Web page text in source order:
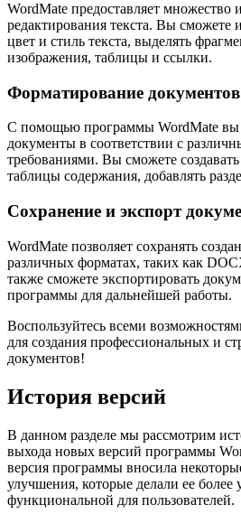
WordMate предоставляет множество
редактирования текста. Вы сможете
цвет и стиль текста, выделять
изображения, таблицы и ссылки.
Форматирование документов
С помощью программы WordMate вы
документы в соответствии с
требованиями. Вы сможете
таблицы содержания, добавлять
Сохранение и экспорт
WordMate позволяет сохранять
различных форматах, таких как
также сможете экспортировать
программы для дальнейшей работы.
Воспользуйтесь всеми
для создания профессиональных и
документов!
История версий
В данном разделе мы рассмотрим
выхода новых версий программы
версия программы вносила
улучшения, которые делали ее более
функциональной для пользователей.